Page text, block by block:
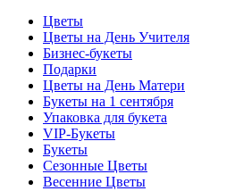
Цветы
Цветы на День Учителя
Бизнес-букеты
Подарки
Цветы на День Матери
Букеты на 1 сентября
Упаковка для букета
VIP-Букеты
Букеты
Сезонные Цветы
Весенние Цветы